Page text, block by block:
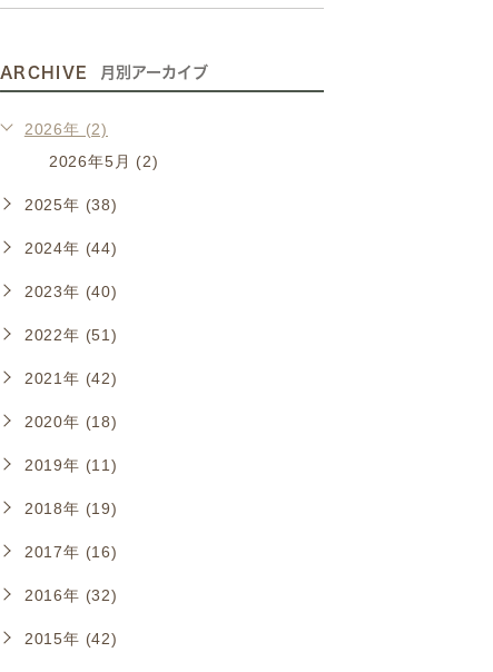
ARCHIVE 月別アーカイブ
2026年 (2)
2026年5月 (2)
2025年 (38)
2024年 (44)
2023年 (40)
2022年 (51)
2021年 (42)
2020年 (18)
2019年 (11)
2018年 (19)
2017年 (16)
2016年 (32)
2015年 (42)